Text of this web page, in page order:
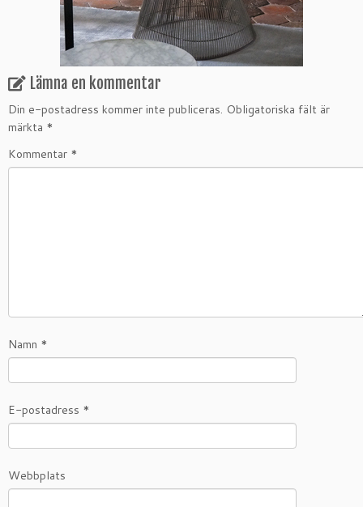
Lämna en kommentar
Din e-postadress kommer inte publiceras. Obligatoriska fält är
märkta *
Kommentar *
Namn *
E-postadress *
Webbplats